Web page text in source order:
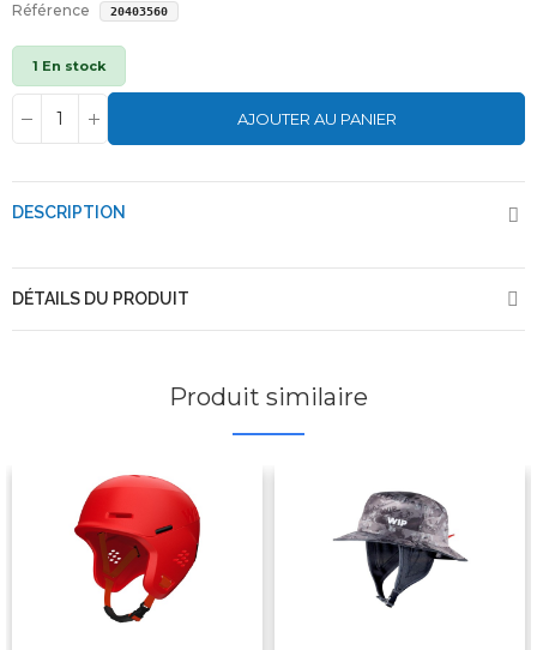
Référence 20403560
1 En stock
AJOUTER AU PANIER
DESCRIPTION
DÉTAILS DU PRODUIT
Produit similaire